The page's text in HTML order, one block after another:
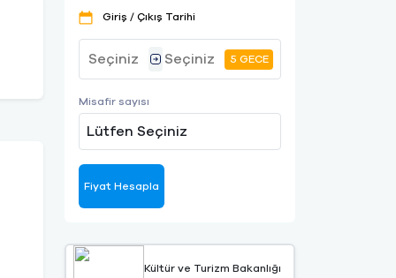
Giriş / Çıkış Tarihi
5 GECE
Misafir sayısı
Lütfen Seçiniz
Fiyat Hesapla
Kültür ve Turizm Bakanlığı